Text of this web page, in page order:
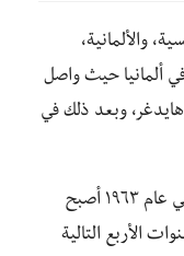
والألمانية،
في ألمانيا حيث واصل
وبعد ذلك في
كان طالبًا متمردًا ولكنه كان لامعًا للغاية، في عام ١٩٦٣ أصبح
الأربع التالية